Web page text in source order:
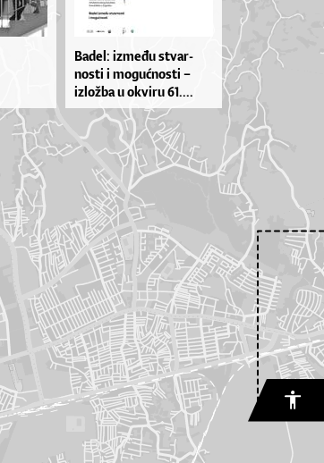
Ba­de­l: iz­me­đu stvar­
nos­ti i mo­gu­ćnos­ti –
izlož­ba u okvi­ru 61....